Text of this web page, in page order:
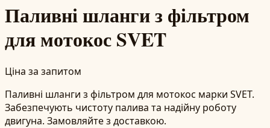
Паливні шланги з фільтром
для мотокос SVET
Ціна за запитом
Паливні шланги з фільтром для мотокос марки SVET.
Забезпечують чистоту палива та надійну роботу
двигуна. Замовляйте з доставкою.